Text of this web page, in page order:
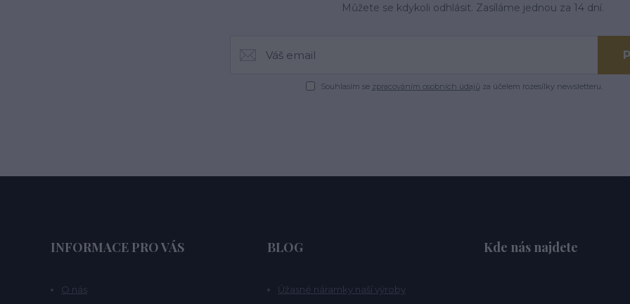
Můžete se kdykoli odhlásit. Zasíláme jednou za 14 dní.
Souhlasím se zpracováním osobních údajů za účelem rozesílky newsletteru.
INFORMACE PRO VÁS
O nás
BLOG
Úžasné náramky naší výroby
Kde nás najdete